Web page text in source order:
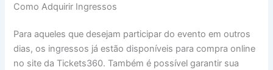
Como Adquirir Ingressos
Para aqueles que desejam participar do evento em outros
dias, os ingressos já estão disponíveis para compra online
no site da Tickets360. Também é possível garantir sua